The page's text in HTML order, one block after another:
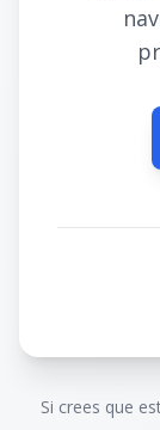
Si crees que